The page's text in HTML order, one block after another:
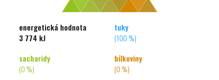
energetická hodnota
3 774 kJ
tuky
(100 %)
sacharidy
(0 %)
bílkoviny
(0 %)